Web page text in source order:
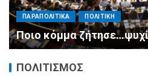
Μητσοτάκης σε
ανασχηματισμό, πιάστε
αυστηρές εντολές
ΠΟΛΙΤΙΣΜΟΣ